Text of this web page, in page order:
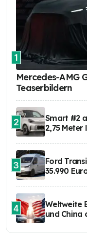
1
Mercedes-AMG
Teaserbildern
2
Smart #2
2,75 Meter
3
Ford
35.990
4
Weltweite
und China